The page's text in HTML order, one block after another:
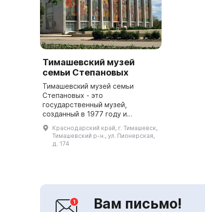
Тимашевский музей
семьи Степановых
Тимашевский музей семьи
Степановых - это
государственный музей,
созданный в 1977 году и
отражающий историю простой
русской семьи и ее девяти
сыновей, погибших в годы
Краснодарский край, г. Тимашевск,
Тимашевский р-н., ул. Пионерская,
д. 174
Вам письмо!